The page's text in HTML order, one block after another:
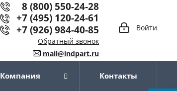
Войти
8 (800) 550-24-28
+7 (495) 120-24-61
+7 (926) 984-40-85
Обратный звонок
mail@indpart.ru
Компания Контакты